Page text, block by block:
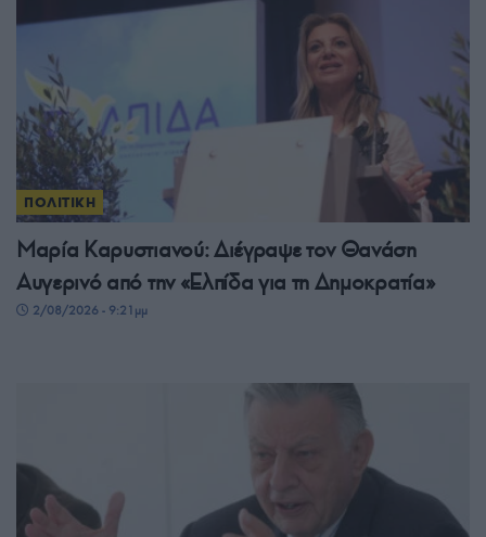
ΠΟΛΙΤΙΚΗ
Μαρία Καρυστιανού: Διέγραψε τον Θανάση
Αυγερινό από την «Ελπίδα για τη Δημοκρατία»
2/08/2026 - 9:21μμ